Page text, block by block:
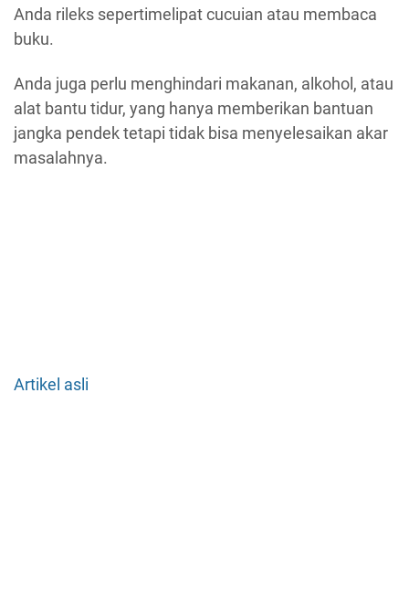
Anda rileks sepertimelipat cucuian atau membaca
buku.
Anda juga perlu menghindari makanan, alkohol, atau
alat bantu tidur, yang hanya memberikan bantuan
jangka pendek tetapi tidak bisa menyelesaikan akar
masalahnya.
Artikel asli